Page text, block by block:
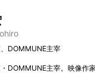
DOMMUNE主宰
DOMMUNE主宰。映像作